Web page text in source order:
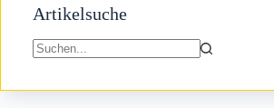
Artikelsuche